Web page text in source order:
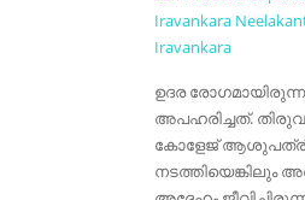
ഉദര
അപഹരിച്ചത്.
കോളേജ്
നടത്തിയെങ്കിലും